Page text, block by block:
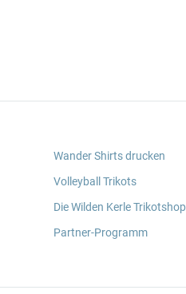
Wander Shirts drucken
Volleyball Trikots
Die Wilden Kerle Trikotshop
Partner-Programm